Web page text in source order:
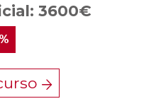
3600€